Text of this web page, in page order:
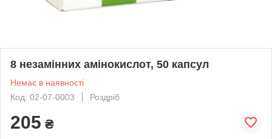
8 незамінних амінокислот, 50 капсул
Немає в наявності
Код: 02-07-0003
Роздріб
205 ₴